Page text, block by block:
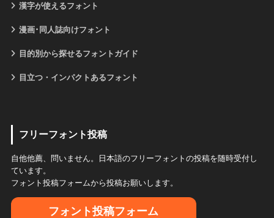
漢字が使えるフォント
漫画･同人誌向けフォント
目的別から探せるフォントガイド
目立つ・インパクトあるフォント
フリーフォント投稿
自他他薦、問いません。日本語のフリーフォントの投稿を随時受付し
ています。
フォント投稿フォームから投稿お願いします。
フォント投稿フォーム